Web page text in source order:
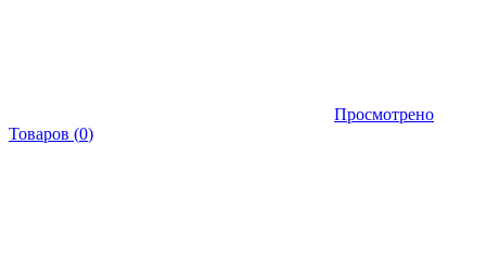
Просмотрено
Товаров (0)